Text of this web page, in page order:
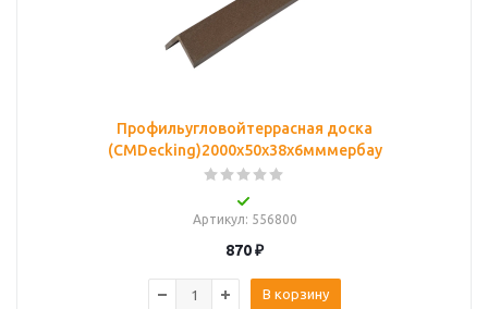
Профильугловойтеррасная доска
(CMDecking)2000х50х38х6мммербау
Артикул: 556800
870₽
В корзину